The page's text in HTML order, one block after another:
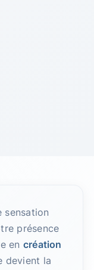
sensation
présence
en création
devient la